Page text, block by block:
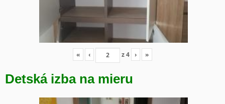
« ‹ z4 › »
Detská izba na mieru